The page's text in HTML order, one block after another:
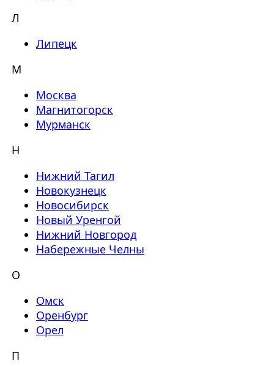
Л
Липецк
М
Москва
Магнитогорск
Мурманск
Н
Нижний Тагил
Новокузнецк
Новосибирск
Новый Уренгой
Нижний Новгород
Набережные Челны
О
Омск
Оренбург
Орел
П